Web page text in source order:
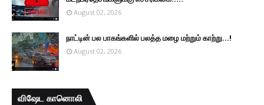
August 02, 2026
நாட்டின் பல பாகங்களில் பலத்த மழை மற்றும் காற்று...!
August 02, 2026
விஷேட கானொலி